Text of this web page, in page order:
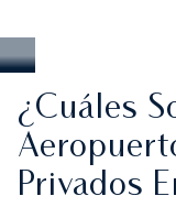
¿Cuáles
Privados